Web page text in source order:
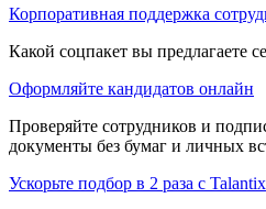
Корпоративная поддержка
Какой соцпакет вы предлагаете
Оформляйте кандидатов онлайн
Проверяйте сотрудников и
документы без бумаг и личных
Ускорьте подбор в 2 раза с Talantix